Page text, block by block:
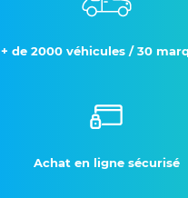
+ de 2000 véhicules / 30
Achat en ligne sécurisé